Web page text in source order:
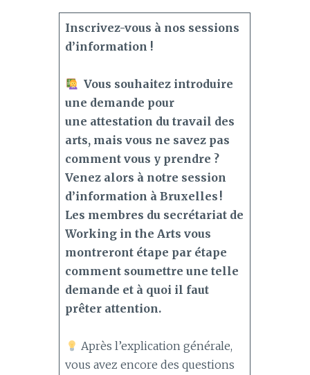
Inscrivez-vous à nos sessions
d’information !
Vous souhaitez introduire
une demande pour
une attestation du travail des
arts, mais vous ne savez pas
comment vous y prendre ?
Venez alors à notre session
d’information à Bruxelles !
Les membres du secrétariat de
Working in the Arts vous
montreront étape par étape
comment soumettre une telle
demande et à quoi il faut
prêter attention.
Après l’explication générale,
vous avez encore des questions